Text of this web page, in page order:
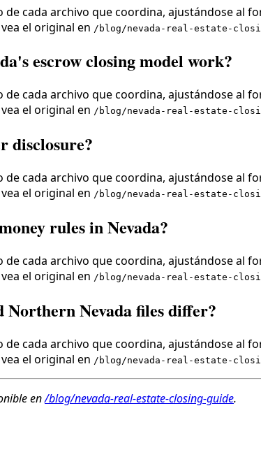
cada archivo que coordina, ajustándose al
el original en /blog/nevada-real-estate-
escrow closing model work?
cada archivo que coordina, ajustándose al
el original en /blog/nevada-real-estate-
disclosure?
cada archivo que coordina, ajustándose al
el original en /blog/nevada-real-estate-
rules in Nevada?
cada archivo que coordina, ajustándose al
el original en /blog/nevada-real-estate-
Northern Nevada files differ?
cada archivo que coordina, ajustándose al
el original en /blog/nevada-real-estate-
en/blog/nevada-real-estate-closing-guide.